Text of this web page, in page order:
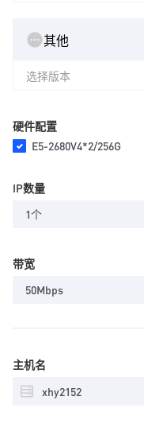
其他
选择版本
硬件配置
E5-2680V4*2/256G
IP数量
1个
带宽
50Mbps
主机名